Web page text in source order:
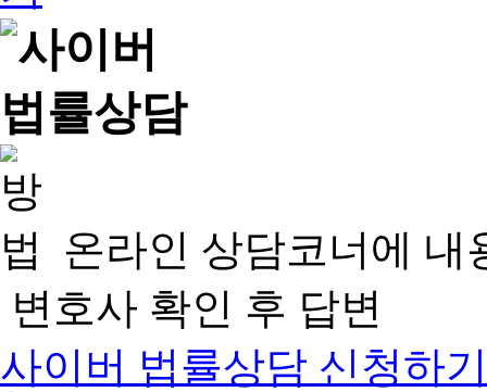
온라인 상담코너에 내
변호사 확인 후 답변
사이버 법률상담 신청하기